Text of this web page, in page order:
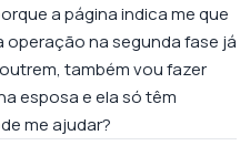
a página indica me que
operação na segunda fase já
também vou fazer
esposa e ela só têm
me ajudar?